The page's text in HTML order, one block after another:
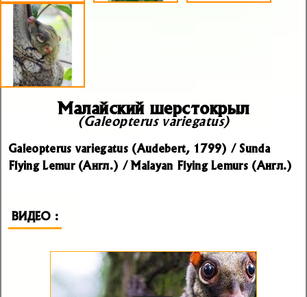
Малайский шерстокрыл
(Galeopterus variegatus)
Galeopterus variegatus (Audebert, 1799) / Sunda
Flying Lemur (Англ.) / Malayan Flying Lemurs (Англ.)
ВИДЕО